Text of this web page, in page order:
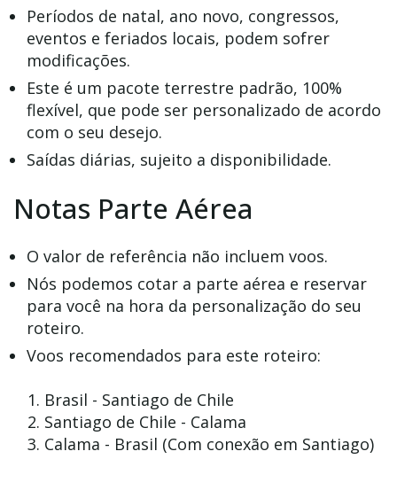
Períodos de natal, ano novo, congressos,
eventos e feriados locais, podem sofrer
modificações.
Este é um pacote terrestre padrão, 100%
flexível, que pode ser personalizado de acordo
com o seu desejo.
Saídas diárias, sujeito a disponibilidade.
Notas Parte Aérea
O valor de referência não incluem voos.
Nós podemos cotar a parte aérea e reservar
para você na hora da personalização do seu
roteiro.
Voos recomendados para este roteiro:
Brasil - Santiago de Chile
Santiago de Chile - Calama
Calama - Brasil (Com conexão em Santiago)